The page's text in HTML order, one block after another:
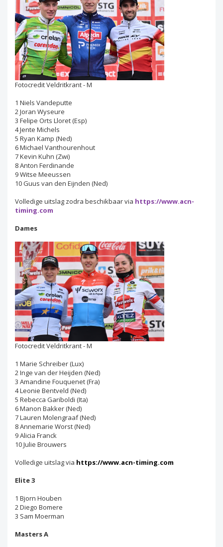
Fotocredit Veldritkrant - M
1 Niels Vandeputte
2 Joran Wyseure
3 Felipe Orts Lloret (Esp)
4 Jente Michels
5 Ryan Kamp (Ned)
6 Michael Vanthourenhout
7 Kevin Kuhn (Zwi)
8 Anton Ferdinande
9 Witse Meeussen
10 Guus van den Eijnden (Ned)
Volledige uitslag zodra beschikbaar via https://www.acn-
timing.com
Dames
Fotocredit Veldritkrant - M
1 Marie Schreiber (Lux)
2 Inge van der Heijden (Ned)
3 Amandine Fouquenet (Fra)
4 Leonie Bentveld (Ned)
5 Rebecca Gariboldi (Ita)
6 Manon Bakker (Ned)
7 Lauren Molengraaf (Ned)
8 Annemarie Worst (Ned)
9 Alicia Franck
10 Julie Brouwers
Volledige uitslag via https://www.acn-timing.com
Elite 3
1 Bjorn Houben
2 Diego Bomere
3 Sam Moerman
Masters A